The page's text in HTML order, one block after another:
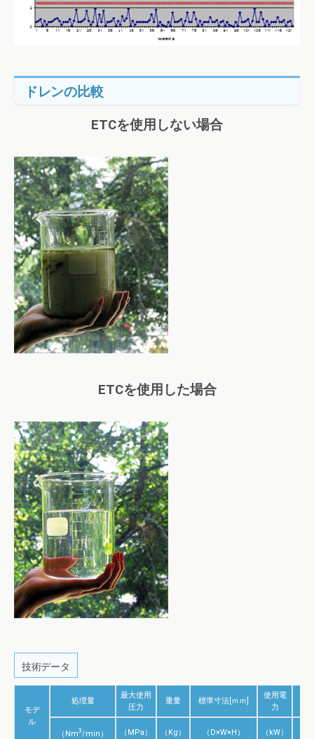
ドレンの比較
ETCを使用しない場合
ETCを使用した場合
技術データ
モデ
ル
処理量
最大使用
圧力
重量 標準寸法[ｍｍ]
使用電
力
（Nm3/min） （MPa） （Kg） （D×W×H） （kW）